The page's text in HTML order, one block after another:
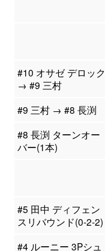
#10 オサゼ デロック
→ #9 三村
#9 三村 → #8 長渕
#8 長渕 ターンオー
バー(1本)
#5 田中 ディフェン
スリバウンド(0-2-2)
#4 ルーニー 3Pシュ